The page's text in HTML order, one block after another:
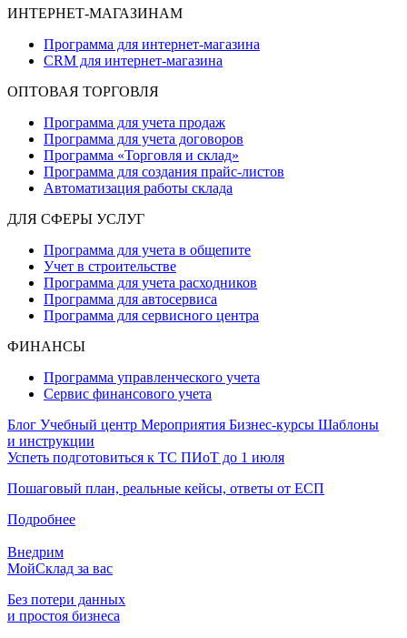
ИНТЕРНЕТ-МАГАЗИНАМ
Программа для интернет-магазина
CRM для интернет-магазина
ОПТОВАЯ ТОРГОВЛЯ
Программа для учета продаж
Программа для учета договоров
Программа «Торговля и склад»
Программа для создания прайс‑листов
Автоматизация работы склада
ДЛЯ СФЕРЫ УСЛУГ
Программа для учета в общепите
Учет в строительстве
Программа для учета расходников
Программа для автосервиса
Программа для сервисного центра
ФИНАНСЫ
Программа управленческого учета
Сервис финансового учета
Блог Учебный центр Мероприятия Бизнес-курсы Шаблоны
и инструкции
Успеть подготовиться к ТС ПИоТ до 1 июля
Пошаговый план, реальные кейсы, ответы от ЕСП
Подробнее
Внедрим
МойСклад за вас
Без потери данных
и простоя бизнеса